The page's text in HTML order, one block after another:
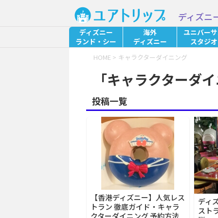
ディズニ
ディズニー
ランド・シー
海外
ディズニー
ユニバー
スタジオ
HOME > キャラクターダイニング
「キャラクターダ
投稿一覧
【香港ディズニー】人気レス
トラン 徹底ガイド・キャラ
クターダイニング 予約方法
ディ
スト